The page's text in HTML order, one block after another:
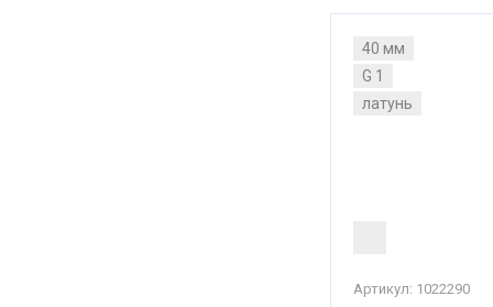
40 мм
G 1
латунь
Артикул: 1022290